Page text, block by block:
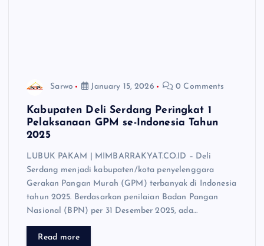
Sarwo January 15, 2026 0 Comments
Kabupaten Deli Serdang Peringkat 1
Pelaksanaan GPM se-Indonesia Tahun
2025
LUBUK PAKAM | MIMBARRAKYAT.CO.ID – Deli
Serdang menjadi kabupaten/kota penyelenggara
Gerakan Pangan Murah (GPM) terbanyak di Indonesia
tahun 2025. Berdasarkan penilaian Badan Pangan
Nasional (BPN) per 31 Desember 2025, ada…
Read more